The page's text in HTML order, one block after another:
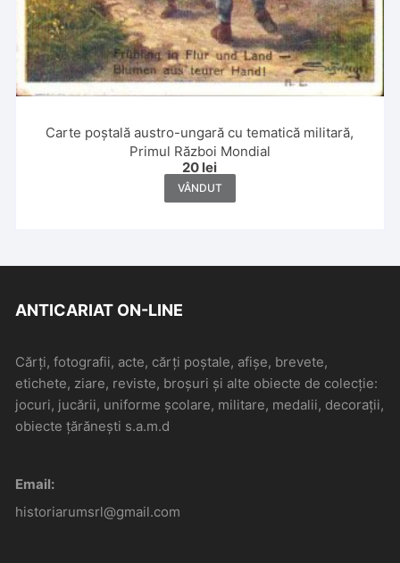
Carte poștală austro-ungară cu tematică militară,
Primul Război Mondial
20 lei
VÂNDUT
ANTICARIAT ON-LINE
Cărți, fotografii, acte, cărți poștale, afișe, brevete,
etichete, ziare, reviste, broșuri și alte obiecte de colecție:
jocuri, jucării, uniforme școlare, militare, medalii, decorații,
obiecte țărănești s.a.m.d
Email:
historiarumsrl@gmail.com